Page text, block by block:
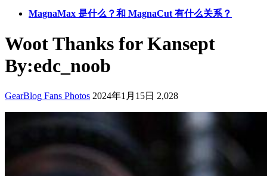
MagnaMax 是什么？和 MagnaCut 有什么关系？
Woot Thanks for Kansept
By:edc_noob
GearBlog Fans Photos 2024年1月15日 2,028